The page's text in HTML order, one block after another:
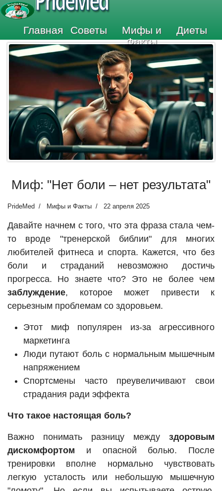
Главная Советы
Мифы и
Факты
Диеты
Миф: "Нет боли – нет результата"
PrideMed Мифы и Факты 22 апреля 2025
Давайте начнем с того, что эта фраза стала чем-
то вроде "тренерской библии" для многих
любителей фитнеса и спорта. Кажется, что без
боли и страданий невозможно достичь
прогресса. Но знаете что? Это не более чем
заблуждение, которое может привести к
серьезным проблемам со здоровьем.
Этот миф популярен из-за агрессивного
маркетинга
Люди путают боль с нормальным мышечным
напряжением
Спортсмены часто преувеличивают свои
страдания ради эффекта
Что такое настоящая боль?
Важно понимать разницу между здоровым
дискомфортом и опасной болью. После
тренировки вполне нормально чувствовать
легкую усталость или небольшую мышечную